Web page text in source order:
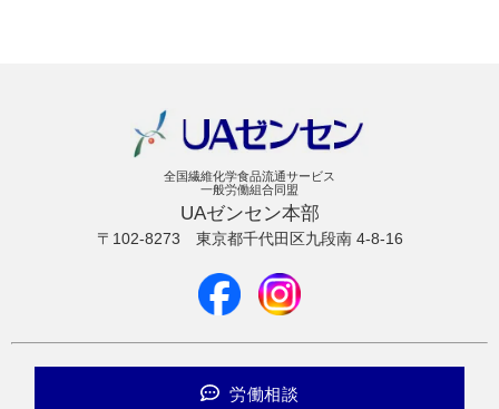
全国繊維化学食品流通サービス
一般労働組合同盟
UAゼンセン本部
〒102-8273 東京都千代田区九段南 4-8-16
労働相談